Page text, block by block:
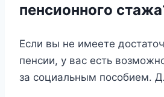
пенсионного
Если вы не имеете
пенсии, у вас есть
за социальным пособием.